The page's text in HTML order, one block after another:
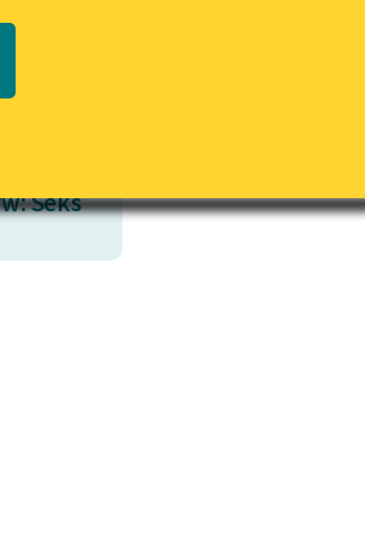
PDF
wrażliwych
Seks